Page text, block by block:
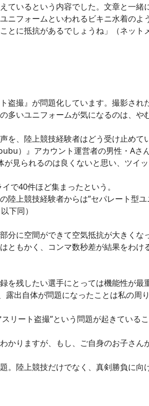
ているという内容でした。文章と一緒
ニフォームといわれるビキニ水着のよ
とに抵抗があるでしょうね」（ネット
盗撮』が問題化しています。撮影され
いユニフォームが気になるのは、や
、陸上競技経験者はどう受け止めて
）』アカウント運営者の男性・Aさん
見られるのは良くないと思い、ツイ
40件ほど集まったという。
上競技経験者からは”セパレート型
下同）
に空間ができて空気抵抗が大きくな
ともかく、コンマ数秒差が結果をわけ
を残したい選手にとっては機能性が最
露出自体が問題になったことは私の周
ート盗撮”という問題が起きている
かりますが、もし、ご自身のお子さん
陸上競技だけでなく、真剣勝負に向